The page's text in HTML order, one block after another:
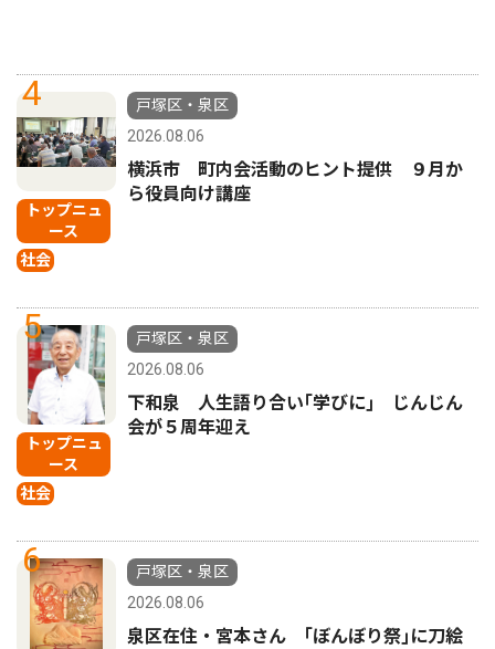
4
トップニュ
ース
社会
戸塚区・泉区
2026.08.06
横浜市 町内会活動のヒント提供 ９月か
ら役員向け講座
5
トップニュ
ース
社会
戸塚区・泉区
2026.08.06
下和泉 人生語り合い｢学びに｣ じんじん
会が５周年迎え
6
戸塚区・泉区
2026.08.06
泉区在住・宮本さん ｢ぼんぼり祭｣に刀絵